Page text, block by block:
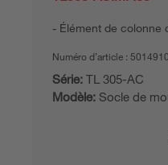
Élément de colonne
Numéro d’article :
Série: TL 305-AC
Modèle: Socle de